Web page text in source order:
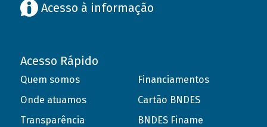
Acesso à informação
Acesso Rápido
Quem somos
Onde atuamos
Transparência
Financiamentos
Cartão BNDES
BNDES Finame